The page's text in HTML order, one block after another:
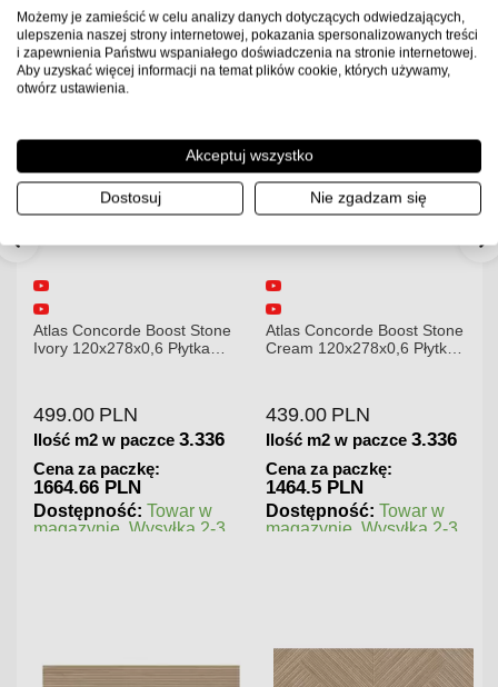
Atlas Concorde Boost Stone
Ivory 120x278x0,6 Płytka
499.00 PLN
Ilość m2 w paczce 3.336
Cena za paczkę:
1664.66 PLN
Dostępność: Towar w
magazynie. Wysyłka 2-3
Atlas Concorde Boost Stone
Cream 120x278x0,6 Płytka
439.00 PLN
Ilość m2 w paczce 3.336
Cena za paczkę:
1464.5 PLN
Dostępność: Towar w
magazynie. Wysyłka 2-3
Możemy je zamieścić w celu analizy danych dotyczących odwiedzających,
ulepszenia naszej strony internetowej, pokazania spersonalizowanych treści
i zapewnienia Państwu wspaniałego doświadczenia na stronie internetowej.
Aby uzyskać więcej informacji na temat plików cookie, których używamy,
otwórz ustawienia.
Akceptuj wszystko
Dostosuj Nie zgadzam się